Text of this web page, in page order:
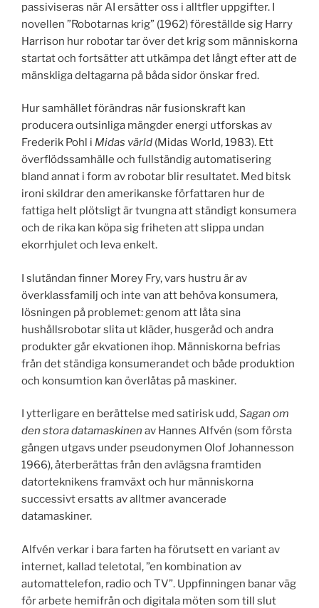
passiviseras när AI ersätter oss i alltfler uppgifter. I
novellen ”Robotarnas krig” (1962) föreställde sig Harry
Harrison hur robotar tar över det krig som människorna
startat och fortsätter att utkämpa det långt efter att de
mänskliga deltagarna på båda sidor önskar fred.
Hur samhället förändras när fusionskraft kan
producera outsinliga mängder energi utforskas av
Frederik Pohl i Midas värld (Midas World, 1983). Ett
överflödssamhälle och fullständig automatisering
bland annat i form av robotar blir resultatet. Med bitsk
ironi skildrar den amerikanske författaren hur de
fattiga helt plötsligt är tvungna att ständigt konsumera
och de rika kan köpa sig friheten att slippa undan
ekorrhjulet och leva enkelt.
I slutändan finner Morey Fry, vars hustru är av
överklassfamilj och inte van att behöva konsumera,
lösningen på problemet: genom att låta sina
hushållsrobotar slita ut kläder, husgeråd och andra
produkter går ekvationen ihop. Människorna befrias
från det ständiga konsumerandet och både produktion
och konsumtion kan överlåtas på maskiner.
I ytterligare en berättelse med satirisk udd,Sagan om
den stora datamaskinen av Hannes Alfvén (som första
gången utgavs under pseudonymen Olof Johannesson
1966), återberättas från den avlägsna framtiden
datorteknikens framväxt och hur människorna
successivt ersatts av alltmer avancerade
datamaskiner.
Alfvén verkar i bara farten ha förutsett en variant av
internet, kallad teletotal, ”en kombination av
automattelefon, radio och TV”. Uppfinningen banar väg
för arbete hemifrån och digitala möten som till slut